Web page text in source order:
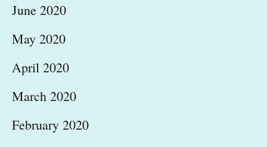
June 2020
May 2020
April 2020
March 2020
February 2020